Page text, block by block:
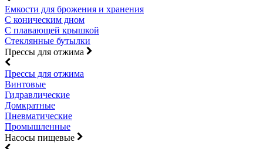
Емкости для брожения и хранения
С коническим дном
С плавающей крышкой
Стеклянные бутылки
Прессы для отжима
Прессы для отжима
Винтовые
Гидравлические
Домкратные
Пневматические
Промышленные
Насосы пищевые